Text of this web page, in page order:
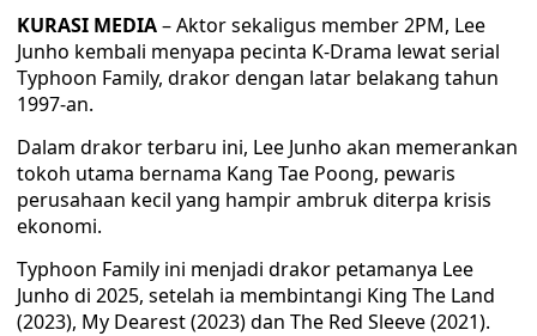
KURASI MEDIA– Aktor sekaligus member 2PM, Lee
Junho kembali menyapa pecinta K-Drama lewat serial
Typhoon Family, drakor dengan latar belakang tahun
1997-an.
Dalam drakor terbaru ini, Lee Junho akan memerankan
tokoh utama bernama Kang Tae Poong, pewaris
perusahaan kecil yang hampir ambruk diterpa krisis
ekonomi.
Typhoon Family ini menjadi drakor petamanya Lee
Junho di 2025, setelah ia membintangi King The Land
(2023), My Dearest (2023) dan The Red Sleeve (2021).